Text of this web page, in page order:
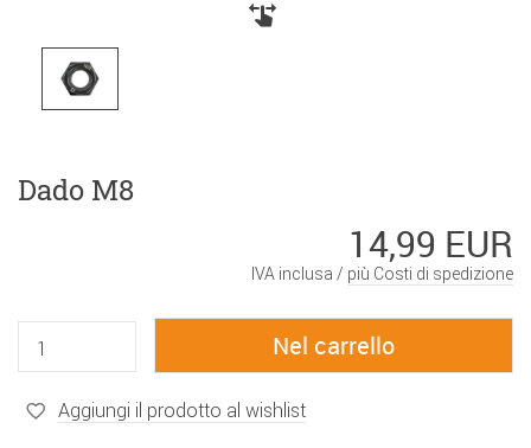
Dado M8
14,99 EUR
IVA inclusa / più Costi di spedizione
Aggiungi il prodotto al wishlist